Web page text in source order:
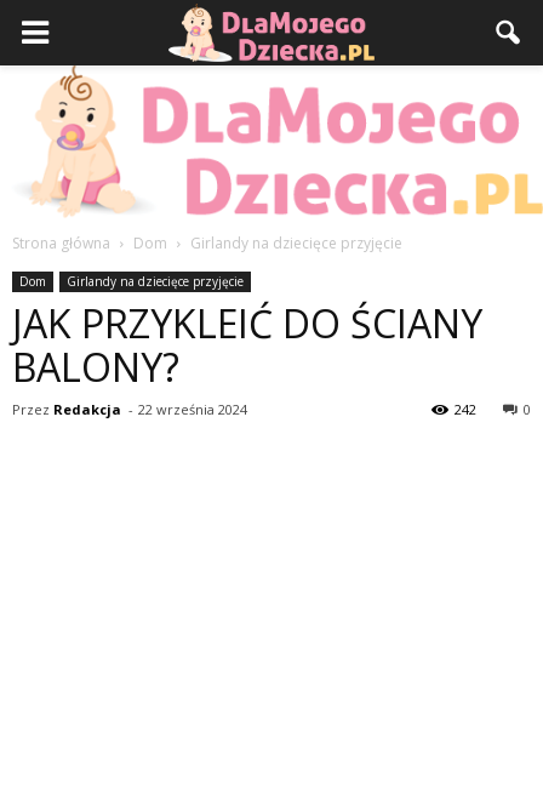
Strona główna Dom Girlandy na dziecięce przyjęcie
Dom Girlandy na dziecięce przyjęcie
JAK PRZYKLEIĆ DO ŚCIANY
BALONY?
Przez Redakcja - 22 września 2024 0
242